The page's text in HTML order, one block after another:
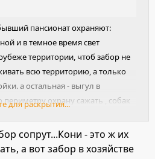
пансионат охраняют:
и в темное время свет
территории, чтоб забор не
всю территорию, а только
а остальная - выгул в
охрану сажать , собак
для раскрытия...
сопрут...Кони - это ж их
а вот забор в хозяйстве